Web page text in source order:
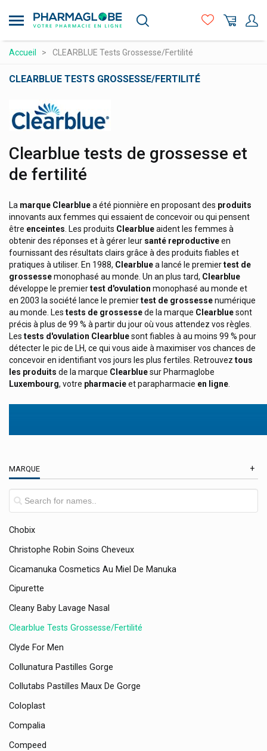
au
principal
Compléments alimentaires
Matériel médical et premiers soins
Minceur et Sport
Naturopathie
Orthopédie et contention
Prix attractifs
Produits vétérinaires
Vitamines et alimentation
Accueil CLEARBLUE Tests Grossesse/Fertilité
CLEARBLUE TESTS GROSSESSE/FERTILITÉ
Clearblue tests de grossesse et
de fertilité
La marque Clearbluea été pionnière en proposant des produits
innovants aux femmes qui essaient de concevoir ou qui pensent
être enceintes. Les produits Clearblueaident les femmes à
obtenir des réponses et à gérer leur santé reproductiveen
fournissant des résultats clairs grâce à des produits fiables et
pratiques à utiliser. En 1988, Clearbluea lancé le premiertest de
grossessemonophasé au monde. Un an plus tard, Clearblue
développe le premiertest d'ovulation monophasé au monde et
en 2003 la société lance le premiertest de grossessenumérique
au monde. Les tests de grossessede la marque Clearbluesont
précis à plus de 99 % à partir du jour où vous attendez vos règles.
Les tests d'ovulation Clearbluesont fiables à au moins 99 % pour
détecter le pic de LH, ce qui vous aide à maximiser vos chances de
concevoir en identifiant vos jours les plus fertiles. Retrouvez tous
les produits de la marque Clearbluesur Pharmaglobe
Luxembourg, votre pharmacieet parapharmacie en ligne.
MARQUE
Bronchostop
Bsn Medical
Calmosine Laboratoires Laudavie
Canina
Care Plus Produits
Carmex
Cavaillès Rogé Hygiène Corporelle
Cb12 Haleine Fraîche
Cbf Medical
Cbx Medical
Cefak
Celtivet
Cenexi
Cerave Produits Cosmétiques
Ceres Pharma
Cheplapharm
Chiefs
China-Oel Hubner Bio-Diät
Chobix
Christophe Robin Soins Cheveux
Cicamanuka Cosmetics Au Miel De Manuka
Cipurette
Cleany Baby Lavage Nasal
Clearblue Tests Grossesse/fertilité
Clyde For Men
Collunatura Pastilles Gorge
Collutabs Pastilles Maux De Gorge
Coloplast
Compalia
Compeed